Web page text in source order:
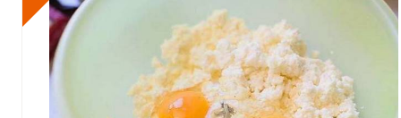
Кремний
Магний 255.9 мг
9101.5 мг
Готовить маффины с
глубокую миску, а
консистенции.